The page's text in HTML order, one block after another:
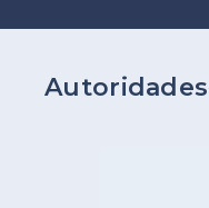
Autoridades